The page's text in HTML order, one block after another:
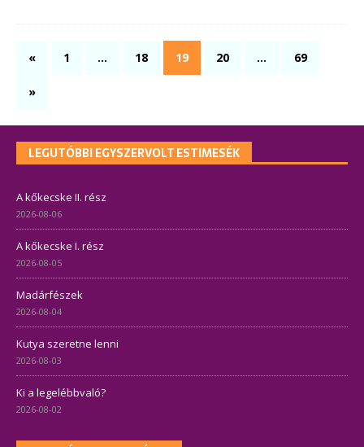
« 1 … 18 19 20 … 69
»
LEGUTÓBBI EGYSZERVOLT ESTIMESÉK
A kőkecske II. rész
2026-08-06
A kőkecske I. rész
2026-08-05
Madárfészek
2026-08-04
Kutya szeretne lenni
2026-08-03
Ki a legelébbvaló?
2026-08-02